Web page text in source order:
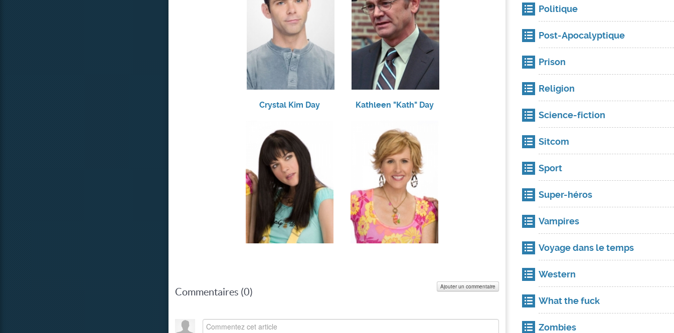
Crystal Kim Day Kathleen "Kath" Day
Commentaires (0)
Ajouter un commentaire
Politique
Post-Apocalyptique
Prison
Religion
Science-fiction
Sitcom
Sport
Super-héros
Vampires
Voyage dans le temps
Western
What the fuck
Zombies